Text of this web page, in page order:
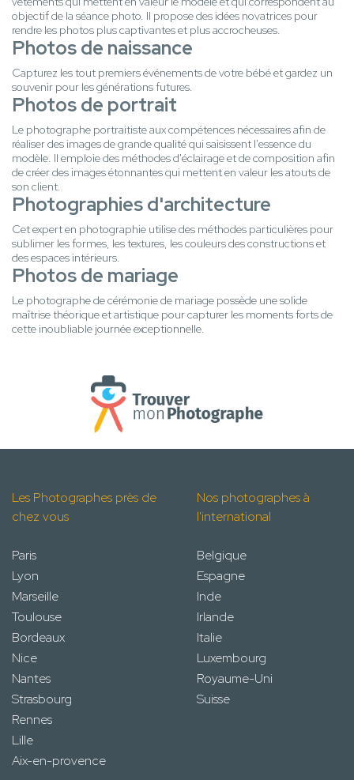
objectif de la séance photo. Il propose des idées novatrices pour
rendre les photos plus captivantes et plus accrocheuses.
Photos de naissance
Capturez les tout premiers événements de votre bébé et gardez un
souvenir pour les générations futures.
Photos de portrait
Le photographe portraitiste aux compétences nécessaires afin de
réaliser des images de grande qualité qui saisissent l'essence du
modèle. Il emploie des méthodes d'éclairage et de composition afin
de créer des images étonnantes qui mettent en valeur les atouts de
son client.
Photographies d'architecture
Cet expert en photographie utilise des méthodes particulières pour
sublimer les formes, les textures, les couleurs des constructions et
des espaces intérieurs.
Photos de mariage
Le photographe de cérémonie de mariage possède une solide
maîtrise théorique et artistique pour capturer les moments forts de
cette inoubliable journée exceptionnelle.
Les Photographes près de
chez vous
Paris
Lyon
Marseille
Toulouse
Bordeaux
Nice
Nantes
Strasbourg
Rennes
Lille
Aix-en-provence
Nos photographes à
l'international
Belgique
Espagne
Inde
Irlande
Italie
Luxembourg
Royaume-Uni
Suisse